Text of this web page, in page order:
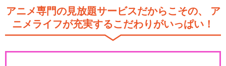
アニメ専門の見放題サービスだからこその、
ア
ニメライフが充実するこだわりがいっぱい！